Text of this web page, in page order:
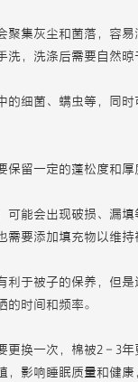
聚集灰尘和菌落，容
，洗涤后需要自然晾
的细菌、螨虫等，同
保留一定的蓬松度和
可能会出现破损、漏
需要添加填充物以维持
利于被子的保养，但
的时间和频率。
更换一次，棉被2－3
，影响睡眠质量和健康